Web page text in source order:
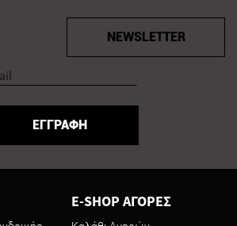
NEWSLETTER
ΕΓΓΡΑΦΗ
E-SHOP ΑΓΟΡΕΣ